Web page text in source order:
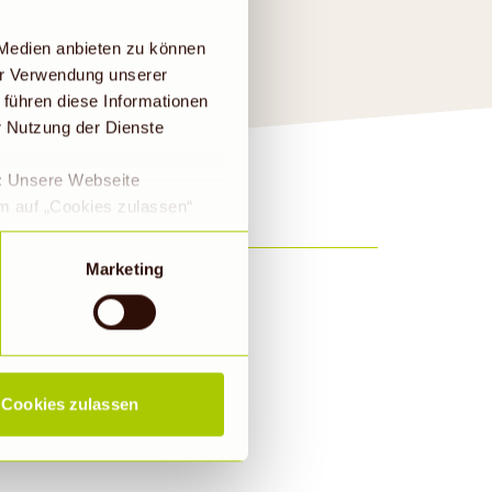
anbieten zu können
Verwendung unserer
diese Informationen
der Dienste
Unsere Webseite
auf „Cookies zulassen“
GVO eingewilligt, dass
Land mit einem nach
Risiko, dass die Daten
Marketing
Cookies zulassen